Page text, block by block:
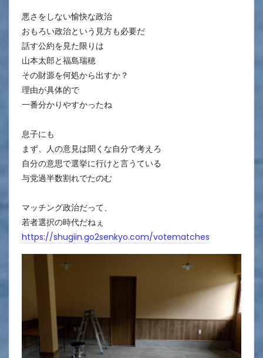
悪さをしない愉快な政治
おもろい政治という見方も必要だ
話す公約を見た限りは
山本太郎と福島瑞穂
その財源を何処から出すか？
理由が具体的で
一番分かりやすかったね
息子にも
まず、人の意見は聞くな自分で考えろ
自分の意思で選挙に行けと言うている
与党過半数割れでたのむ
マッチング政治だって、
若者選択の時代だねぇ
https://shugiin.go2senkyo.com/votematches